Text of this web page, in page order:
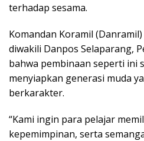
terhadap sesama.
Komandan Koramil
diwakili Danpos Selaparang,
bahwa pembinaan seperti ini
menyiapkan generasi muda
berkarakter.
“Kami ingin para pelajar
kepemimpinan, serta